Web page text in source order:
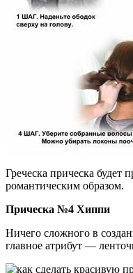
Греческа прическа будет
романтическим образом.
Прическа №4 Хиппи
Ничего сложного в
главное атрибут —